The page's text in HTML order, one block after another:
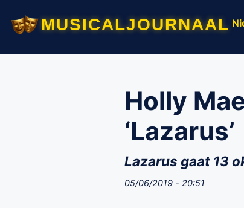
musicaljournaal
Holly
‘Lazarus’
Lazarus gaat 13
05/06/2019 - 20:51